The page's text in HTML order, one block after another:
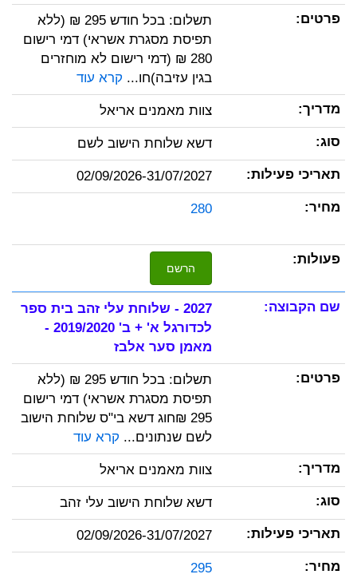
תשלום: בכל חודש 295 ₪ (ללא
תפיסת מסגרת אשראי) דמי רישום
280 ₪ (דמי רישום לא מוחזרים
בגין עזיבה)חו... קרא עוד
צוות מאמנים אריאל
דשא שלוחת הישוב לשם
02/09/2026-31/07/2027
280
הרשם
2027 - שלוחת עלי זהב בית ספר
לכדורגל א' + ב' 2019/2020 -
מאמן סער אלבז
תשלום: בכל חודש 295 ₪ (ללא
תפיסת מסגרת אשראי) דמי רישום
295 ₪חוג דשא בי"ס שלוחת הישוב
לשם שנתונים... קרא עוד
צוות מאמנים אריאל
דשא שלוחת הישוב עלי זהב
02/09/2026-31/07/2027
295